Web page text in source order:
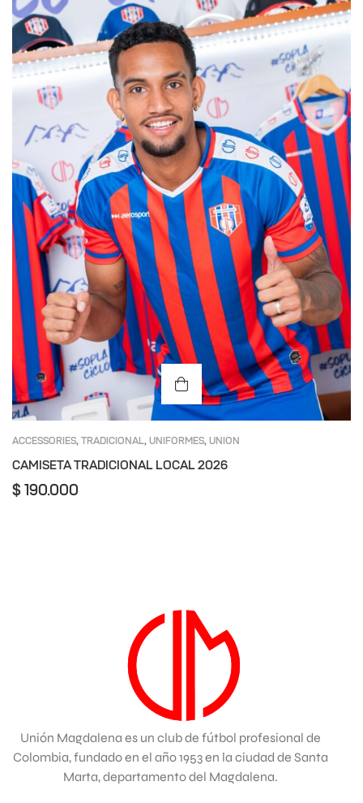
ACCESSORIES, TRADICIONAL, UNIFORMES, UNION
CAMISETA TRADICIONAL LOCAL 2026
$ 190.000
Unión Magdalena es un club de fútbol profesional de
Colombia, fundado en el año 1953 en la ciudad de Santa
Marta, departamento del Magdalena.